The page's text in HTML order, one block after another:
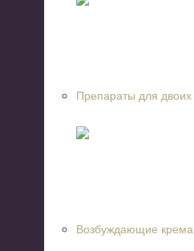
Препараты для двоих
Возбуждающие крема